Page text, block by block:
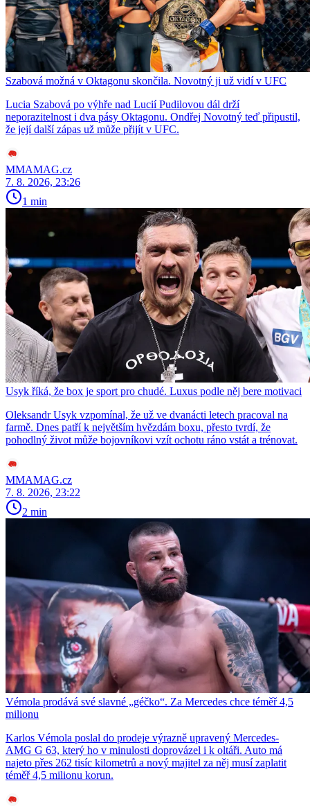
Szabová možná v Oktagonu skončila. Novotný ji už vidí v UFC
Lucia Szabová po výhře nad Lucií Pudilovou dál drží
neporazitelnost i dva pásy Oktagonu. Ondřej Novotný teď připustil,
že její další zápas už může přijít v UFC.
MMAMAG.cz
7. 8. 2026, 23:26
1 min
Usyk říká, že box je sport pro chudé. Luxus podle něj bere motivaci
Oleksandr Usyk vzpomínal, že už ve dvanácti letech pracoval na
farmě. Dnes patří k největším hvězdám boxu, přesto tvrdí, že
pohodlný život může bojovníkovi vzít ochotu ráno vstát a trénovat.
MMAMAG.cz
7. 8. 2026, 23:22
2 min
Vémola prodává své slavné „géčko“. Za Mercedes chce téměř 4,5
milionu
Karlos Vémola poslal do prodeje výrazně upravený Mercedes-
AMG G 63, který ho v minulosti doprovázel i k oltáři. Auto má
najeto přes 262 tisíc kilometrů a nový majitel za něj musí zaplatit
téměř 4,5 milionu korun.